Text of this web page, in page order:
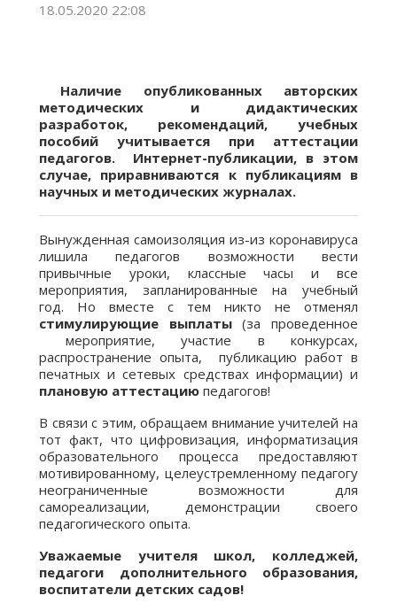
18.05.2020 22:08
Наличие опубликованных авторских
методических и дидактических
разработок, рекомендаций, учебных
пособий учитывается при аттестации
педагогов. Интернет-публикации, в этом
случае, приравниваются к публикациям в
научных и методических журналах.
Вынужденная самоизоляция из-из коронавируса
лишила педагогов возможности вести
привычные уроки, классные часы и все
мероприятия, запланированные на учебный
год. Но вместе с тем никто не отменял
стимулирующие выплаты(за проведенное
мероприятие, участие в конкурсах,
распространение опыта, публикацию работ в
печатных и сетевых средствах информации) и
плановую аттестацию педагогов!
В связи с этим, обращаем внимание учителей на
тот факт, что цифровизация, информатизация
образовательного процесса предоставляют
мотивированному, целеустремленному педагогу
неограниченные возможности для
самореализации, демонстрации своего
педагогического опыта.
Уважаемые учителя школ, колледжей,
педагоги дополнительного образования,
воспитатели детских садов!